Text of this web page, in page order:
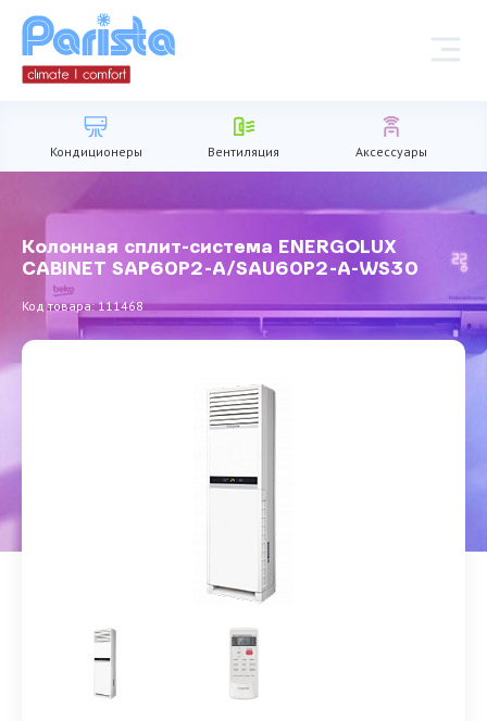
Кондиционеры Вентиляция Аксессуары
Колонная сплит-система ENERGOLUX
CABINET SAP60P2-A/SAU60P2-A-WS30
Код товара: 111468